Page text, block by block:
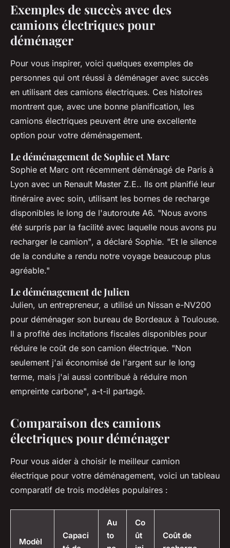
Exemples de succès avec des
camions électriques pour
déménager
Pour vous inspirer, voici quelques exemples de
personnes qui ont réussi à déménager avec succès
en utilisant des camions électriques. Ces histoires
montrent que, avec une bonne planification, les
camions électriques peuvent être une excellente
option pour votre déménagement.
Le déménagement de Sophie et Marc
Sophie et Marc ont récemment déménagé de Paris à
Lyon avec un Renault Master Z.E.. Ils ont planifié leur
itinéraire avec soin, utilisant les bornes de recharge
disponibles le long de l'autoroute A6. "Nous avons
été surpris par la facilité avec laquelle nous avons pu
recharger le camion", a déclaré Sophie. "Et le silence
de la conduite a rendu notre voyage beaucoup plus
agréable."
Le déménagement de Julien
Julien, un entrepreneur, a utilisé un Nissan e-NV200
pour déménager son bureau de Bordeaux à Toulouse.
Il a profité des incitations fiscales disponibles pour
réduire le coût de son camion électrique. "Non
seulement j'ai économisé de l'argent sur le long
terme, mais j'ai aussi contribué à réduire mon
empreinte carbone", a-t-il partagé.
Comparaison des camions
électriques pour déménager
Pour vous aider à choisir le meilleur camion
électrique pour votre déménagement, voici un tableau
comparatif de trois modèles populaires :
Modèl
Capaci
Au
to
Co
ût
Coût de